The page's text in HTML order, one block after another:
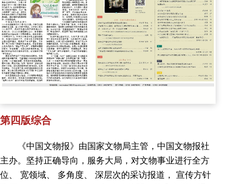
第四版综合
《中国文物报》由国家文物局主管，中国文物报社
主办。坚持正确导向，服务大局，对文物事业进行全方
位、 宽领域、 多角度、 深层次的采访报道， 宣传方针